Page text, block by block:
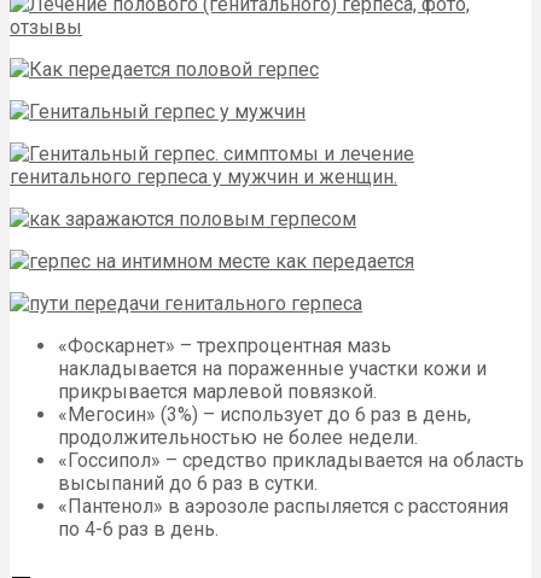
«Фоскарнет» – трехпроцентная мазь
накладывается на пораженные участки кожи и
прикрывается марлевой повязкой.
«Мегосин» (3%) – использует до 6 раз в день,
продолжительностью не более недели.
«Госсипол» – средство прикладывается на область
высыпаний до 6 раз в сутки.
«Пантенол» в аэрозоле распыляется с расстояния
по 4-6 раз в день.